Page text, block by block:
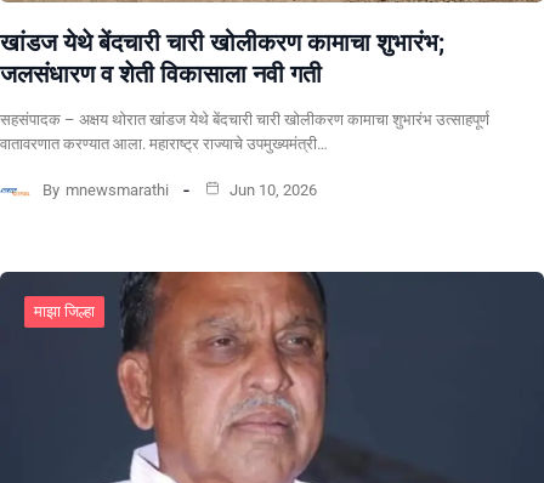
खांडज येथे बेंदचारी चारी खोलीकरण कामाचा शुभारंभ;
जलसंधारण व शेती विकासाला नवी गती
सहसंपादक – अक्षय थोरात खांडज येथे बेंदचारी चारी खोलीकरण कामाचा शुभारंभ उत्साहपूर्ण
वातावरणात करण्यात आला. महाराष्ट्र राज्याचे उपमुख्यमंत्री…
By mnewsmarathi Jun 10, 2026
माझा जिल्हा